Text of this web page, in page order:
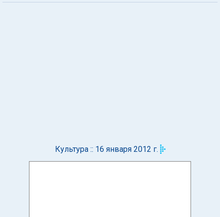
Культура :: 16 января 2012 г.